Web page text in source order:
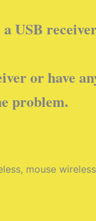
USB
or have
problem.
mouse wireless